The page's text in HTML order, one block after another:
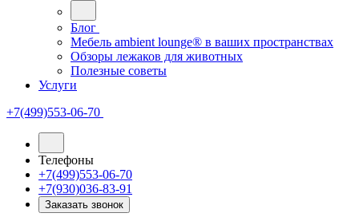
Блог
Мебель ambient lounge® в ваших пространствах
Обзоры лежаков для животных
Полезные советы
Услуги
+7(499)553-06-70
Телефоны
+7(499)553-06-70
+7(930)036-83-91
Заказать звонок